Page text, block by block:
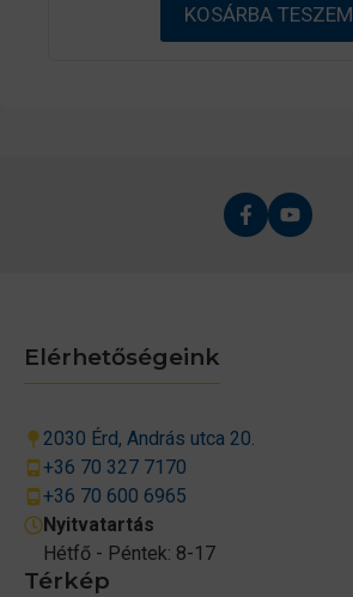
l
KOSÁRBA TESZEM
Térkép
Elérhetőségeink
2030 Érd, András utca 20.
+36 70 327 7170
+36 70 600 6965
Nyitvatartás
Hétfő - Péntek: 8-17